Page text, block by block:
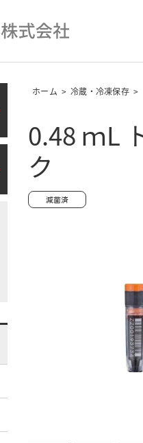
ホーム > 冷蔵・冷凍保存 >
0.48 ｍL
ク